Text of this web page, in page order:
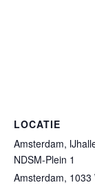
LOCATIE
Amsterdam,
NDSM-Plein 1
Amsterdam, 1033